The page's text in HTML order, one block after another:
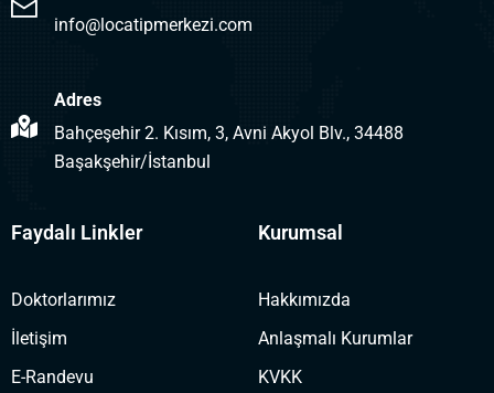
info@locatipmerkezi.com
Adres
Bahçeşehir 2. Kısım, 3, Avni Akyol Blv., 34488
Başakşehir/İstanbul
Faydalı Linkler
Doktorlarımız
İletişim
E-Randevu
Kurumsal
Hakkımızda
Anlaşmalı Kurumlar
KVKK